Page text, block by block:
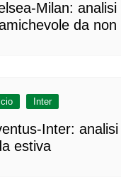
Milan:
da
Inter
Inter:
estiva